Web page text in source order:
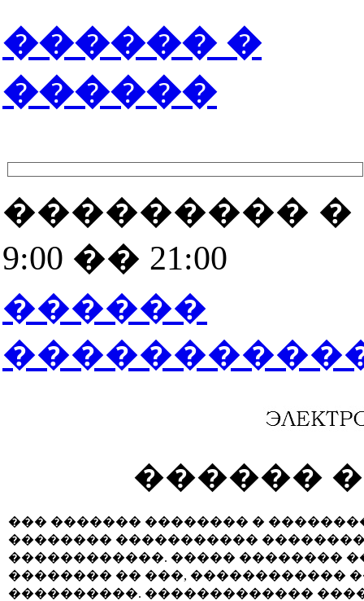
������ �
������
��������� �
9:00 �� 21:00
������
������
��� ������� �������� �
�������� �����������
������������. ����� ��������
�������� �� ���, ������������
����������. �������������